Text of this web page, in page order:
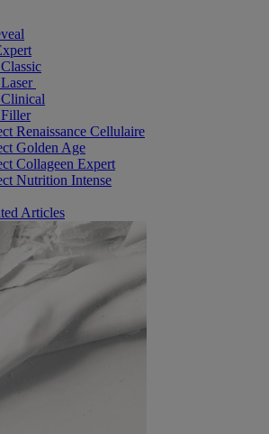
Renaissance Cellulaire
Golden Age
Collageen Expert
Nutrition Intense
Articles